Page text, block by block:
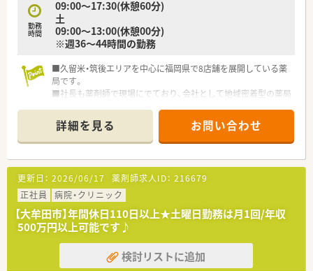
スの実績!
産休、育休取得はもちろんのこと、育児短時間勤務制度を実施
育児休業より復帰後、1日最大2時間短縮して勤務できる制度で
す。
可能♪
勤務
時間
09:00～17:30(休憩60分)
土
09:00～13:00(休憩00分)
※週36～44時間の勤務
■久留米・筑後エリアを中心に福岡県で8店舗を展開している薬
局です。
■社長も薬剤師で現場にでており、会社として地域密着型の薬局
■同社のハート薬局(柳川市)はその地域唯一の健康サポート薬
局を取られております。
■管理薬剤師は店舗運営を、マネジメントはエリアマネージャー
が担当という概念です。
≪店舗情報≫
■四つ角に位置し、2階建ての戸建ての薬局です。
■門前のドクターに信頼されており、疑義照会もしやすい良好な
関係です。
■勤続年数が長い方が多く、定着率の高い店舗です。
詳細を見る お問い合わせ
更新日： 2026/06/17 薬剤師求人ID： 216679
正社員
病院・クリニック
【大牟田市】年間休日110日以上★土曜日勤務は月1回/年収
500万円以上可能です♪
検討リストに追加